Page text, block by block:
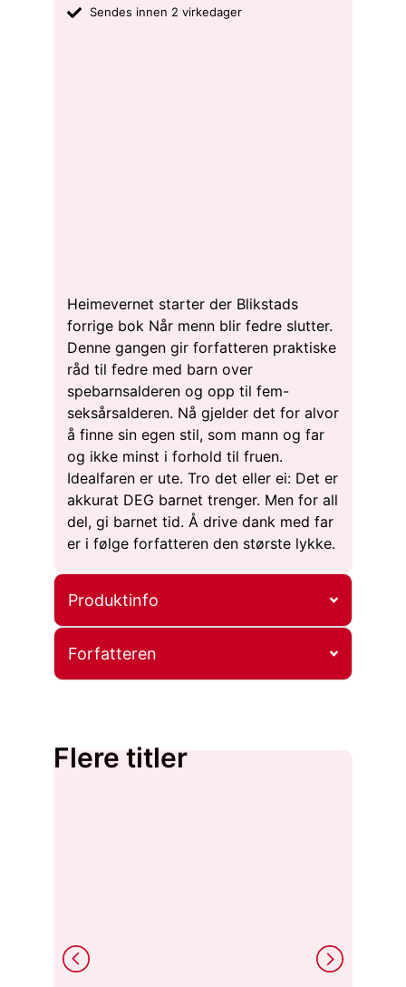
Sendes innen 2 virkedager
Heimevernet starter der Blikstads
forrige bok Når menn blir fedre slutter.
Denne gangen gir forfatteren praktiske
råd til fedre med barn over
spebarnsalderen og opp til fem-
seksårsalderen. Nå gjelder det for alvor
å finne sin egen stil, som mann og far
og ikke minst i forhold til fruen.
Idealfaren er ute. Tro det eller ei: Det er
akkurat DEG barnet trenger. Men for all
del, gi barnet tid. Å drive dank med far
er i følge forfatteren den største lykke.
Produktinfo
Forfatteren
Flere titler